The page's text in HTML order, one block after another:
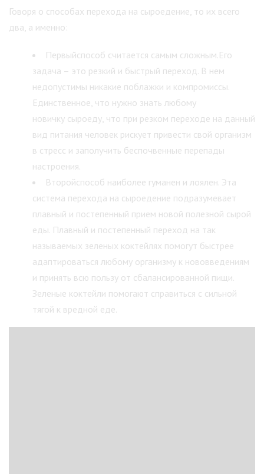
Говоря о способах перехода на сыроедение, то их всего
два, а именно:
Первыйспособ считается самым сложным.Его
задача – это резкий и быстрый переход. В нем
недопустимы никакие поблажки и компромиссы.
Единственное, что нужно знать любому
новичку сыроеду, что при резком переходе на данный
вид питания человек рискует привести свой организм
в стресс и заполучить беспочвенные перепады
настроения.
Второйспособ наиболее гуманен и лоялен. Эта
система перехода на сыроедение подразумевает
плавный и постепенный прием новой полезной сырой
еды. Плавный и постепенный переход на так
называемых зеленых коктейлях помогут быстрее
адаптироваться любому организму к нововведениям
и принять всю пользу от сбалансированной пищи.
Зеленые коктейли помогают справиться с сильной
тягой к вредной еде.